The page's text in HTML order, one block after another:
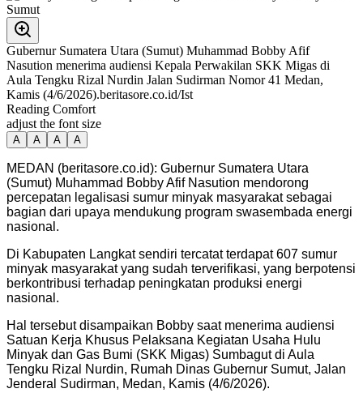
Gubernur Sumatera Utara (Sumut) Muhammad Bobby Afif
Nasution menerima audiensi Kepala Perwakilan SKK Migas di
Aula Tengku Rizal Nurdin Jalan Sudirman Nomor 41 Medan,
Kamis (4/6/2026).beritasore.co.id/Ist
Reading Comfort
adjust the font size
A A A A
MEDAN (beritasore.co.id): Gubernur Sumatera Utara
(Sumut) Muhammad Bobby Afif Nasution mendorong
percepatan legalisasi sumur minyak masyarakat sebagai
bagian dari upaya mendukung program swasembada energi
nasional.
Di Kabupaten Langkat sendiri tercatat terdapat 607 sumur
minyak masyarakat yang sudah terverifikasi, yang berpotensi
berkontribusi terhadap peningkatan produksi energi
nasional.
Hal tersebut disampaikan Bobby saat menerima audiensi
Satuan Kerja Khusus Pelaksana Kegiatan Usaha Hulu
Minyak dan Gas Bumi (SKK Migas) Sumbagut di Aula
Tengku Rizal Nurdin, Rumah Dinas Gubernur Sumut, Jalan
Jenderal Sudirman, Medan, Kamis (4/6/2026).